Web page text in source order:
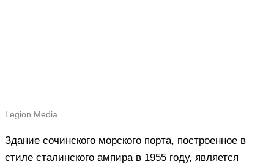
Legion Media
Здание сочинского морского порта, построенное в
стиле сталинского ампира в 1955 году, является